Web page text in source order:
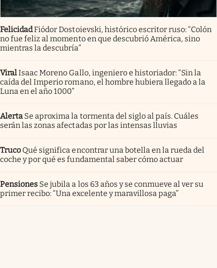
FelicidadFiódor Dostoievski, histórico escritor ruso: “Colón
no fue feliz al momento en que descubrió América, sino
mientras la descubría”
ViralIsaac Moreno Gallo, ingeniero e historiador: “Sin la
caída del Imperio romano, el hombre hubiera llegado a la
Luna en el año 1000”
Alerta Se aproxima la tormenta del siglo al país. Cuáles
serán las zonas afectadas por las intensas lluvias
Truco Qué significa encontrar una botella en la rueda del
coche y por qué es fundamental saber cómo actuar
Pensiones Se jubila a los 63 años y se conmueve al ver su
primer recibo: “Una excelente y maravillosa paga”